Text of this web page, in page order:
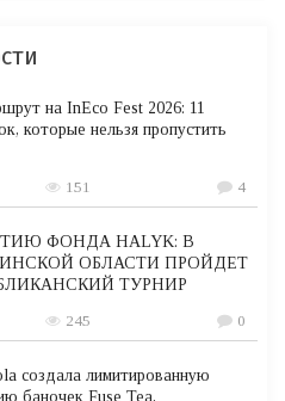
на InEco Fest 2026: 11
которые нельзя пропустить
151 4
ФОНДА HALYK: В
ОБЛАСТИ ПРОЙДЕТ
ТУРНИР
245 0
создала лимитированную
баночек Fuse Tea,